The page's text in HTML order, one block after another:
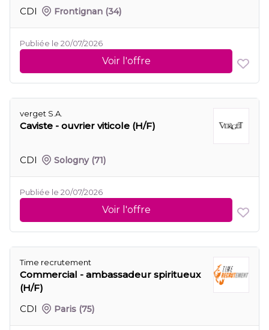
CDI
Frontignan (34)
Publiée le 20/07/2026
Voir l'offre
verget S.A.
Caviste - ouvrier viticole (H/F)
CDI Sologny (71)
Publiée le 20/07/2026
Voir l'offre
Time recrutement
Commercial - ambassadeur spiritueux
(H/F)
CDI
Paris (75)